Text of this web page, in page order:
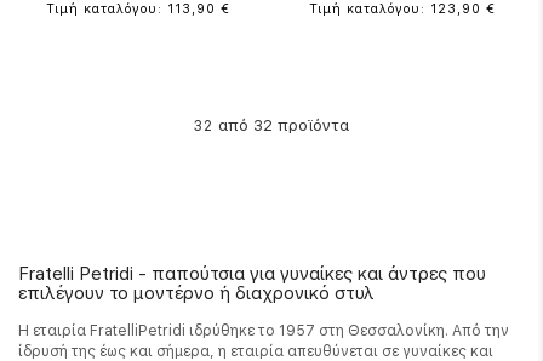
Τιμή καταλόγου: 113,90 € Τιμή καταλόγου: 123,90 €
32 από 32 προϊόντα
Fratelli Petridi - παπούτσια για γυναίκες και άντρες που
επιλέγουν το μοντέρνο ή διαχρονικό στυλ
Η εταιρία FratelliPetridi ιδρύθηκε το 1957 στη Θεσσαλονίκη. Από την
ίδρυσή της έως και σήμερα, η εταιρία απευθύνεται σε γυναίκες και